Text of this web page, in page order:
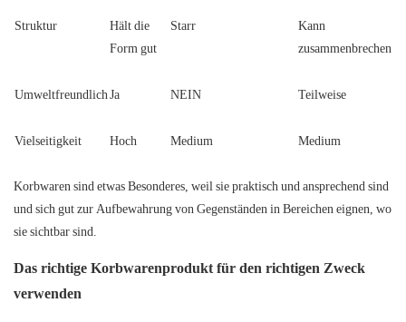
Struktur
Hält die
Form gut
Starr
Kann
zusammenbrechen
UmweltfreundlichJa NEIN Teilweise
Vielseitigkeit Hoch Medium Medium
Korbwaren sind etwas Besonderes, weil sie praktisch und ansprechend sind
und sich gut zur Aufbewahrung von Gegenständen in Bereichen eignen, wo
sie sichtbar sind.
Das richtige Korbwarenprodukt für den richtigen Zweck
verwenden